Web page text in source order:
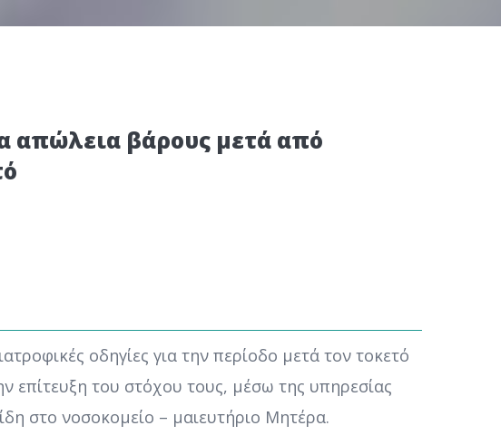
απώλεια βάρους μετά από
οδηγίες για την περίοδο μετά τον τοκετό
επίτευξη του στόχου τους, μέσω της υπηρεσίας
στο νοσοκομείο – μαιευτήριο Μητέρα.